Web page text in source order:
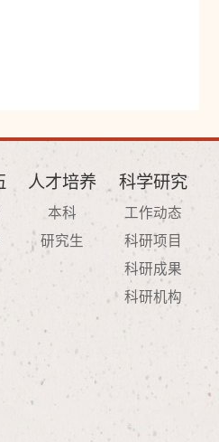
人才培养
本科
研究生
科学研究
工作动态
科研项目
科研成果
科研机构